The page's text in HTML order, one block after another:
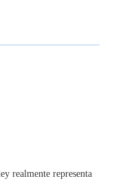
realmente representa